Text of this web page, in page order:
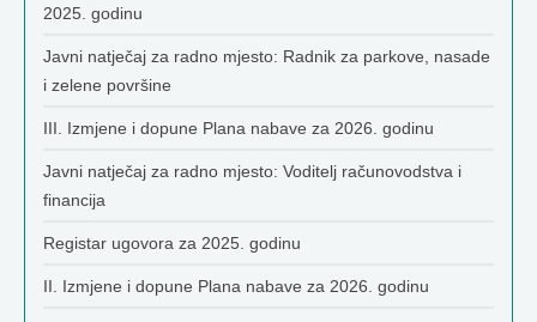
2025. godinu
Javni natječaj za radno mjesto: Radnik za parkove, nasade
i zelene površine
III. Izmjene i dopune Plana nabave za 2026. godinu
Javni natječaj za radno mjesto: Voditelj računovodstva i
financija
Registar ugovora za 2025. godinu
II. Izmjene i dopune Plana nabave za 2026. godinu